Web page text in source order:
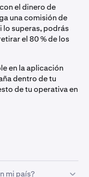
el dinero de
una comisión de
lo superas, podrás
el 80 % de los
en la aplicación
dentro de tu
de tu operativa en
mi país?